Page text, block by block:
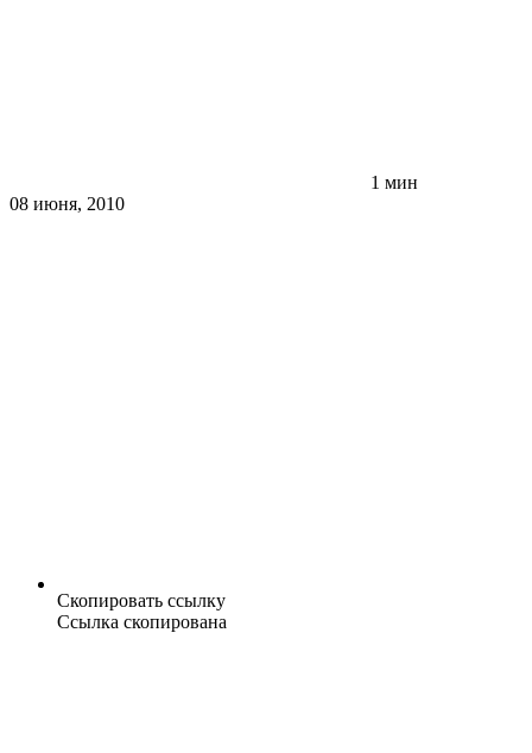
1 мин
08 июня, 2010
Скопировать ссылку
Ссылка скопирована